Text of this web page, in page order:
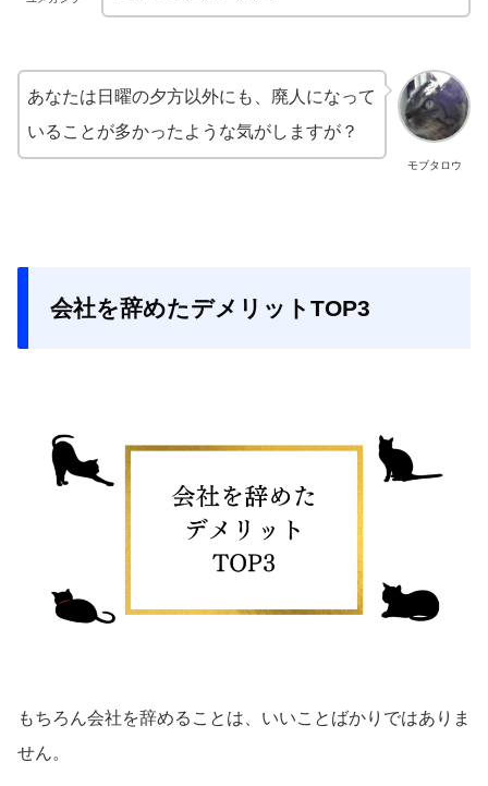
モブタロウ
あなたは日曜の夕方以外にも、廃人になって
いることが多かったような気がしますが？
会社を辞めたデメリットTOP3
もちろん会社を辞めることは、いいことばかりではありま
せん。